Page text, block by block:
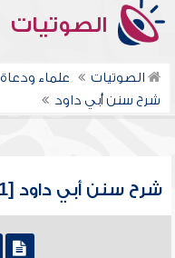
الصوتيات
الصوتيات علماء ودعاة
شرح سنن أبي داود
شرح سنن أبي داود [171]